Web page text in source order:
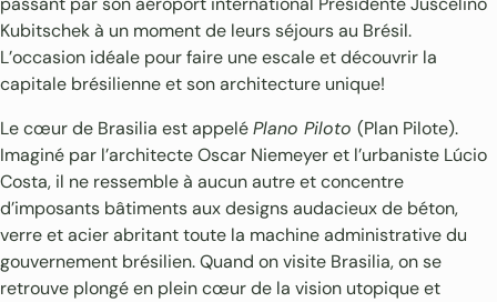
Kubitschek à un moment de leurs séjours au Brésil.
L’occasion idéale pour faire une escale et découvrir la
capitale brésilienne et son architecture unique!
Le cœur de Brasilia est appeléPlano Piloto (Plan Pilote).
Imaginé par l’architecte Oscar Niemeyer et l’urbaniste Lúcio
Costa, il ne ressemble à aucun autre et concentre
d’imposants bâtiments aux designs audacieux de béton,
verre et acier abritant toute la machine administrative du
gouvernement brésilien. Quand on visite Brasilia, on se
retrouve plongé en plein cœur de la vision utopique et